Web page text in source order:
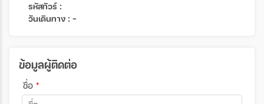
รหัสทัวร์ :
วันเดินทาง : -
ข้อมูลผู้ติดต่อ
ชื่อ *